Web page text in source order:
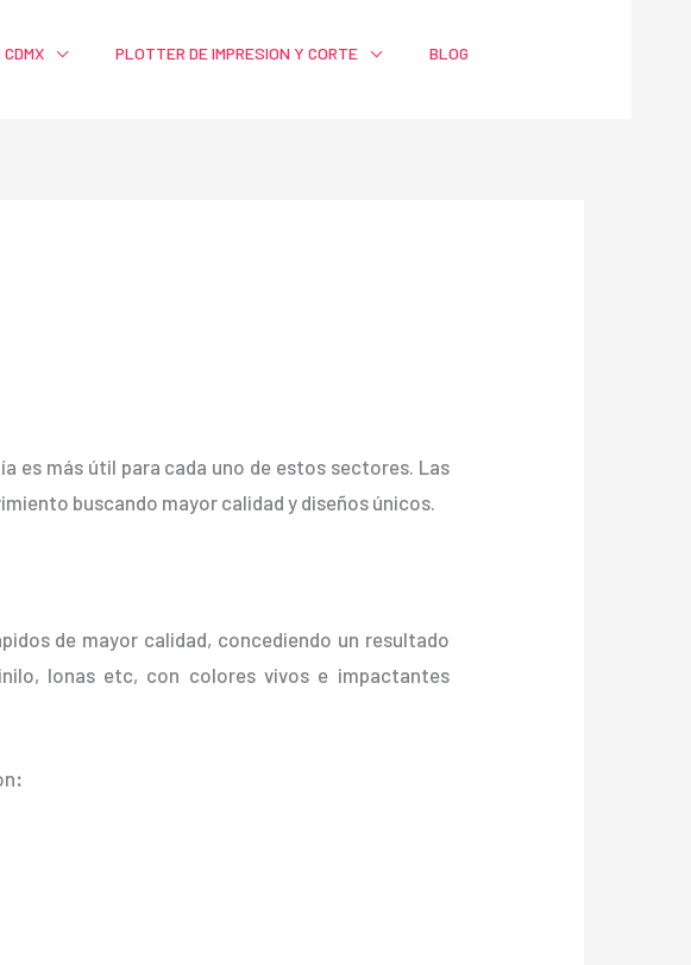
PLOTTER DE IMPRESION Y CORTE
BLOG
es más útil para cada uno de estos sectores. Las
buscando mayor calidad y diseños únicos.
de mayor calidad, concediendo un resultado
lonas etc, con colores vivos e impactantes
: